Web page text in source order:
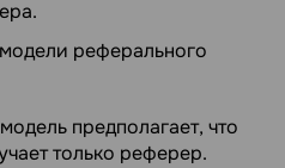
реферального
предполагает, что
только реферер.